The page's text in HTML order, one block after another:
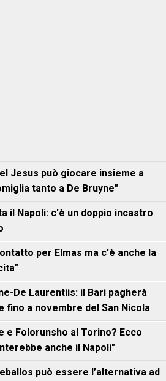
Jesus può giocare insieme a
tanto a De Bruyne"
il Napoli: c'è un doppio incastro
per Elmas ma c'è anche la
De Laurentiis: il Bari pagherà
fino a novembre del San Nicola
e Folorunsho al Torino? Ecco
anche il Napoli"
può essere l’alternativa ad